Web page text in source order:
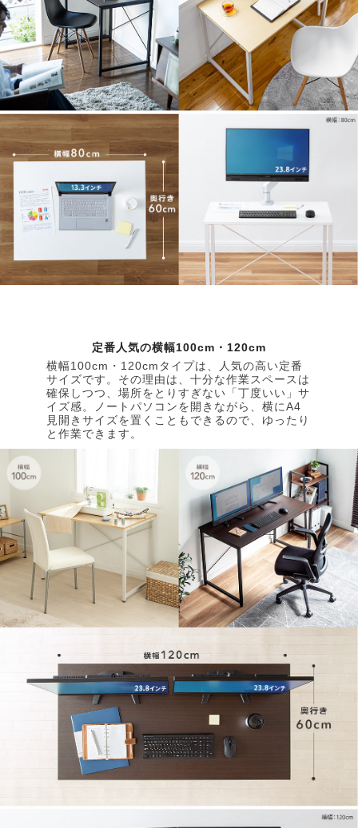
定番人気の横幅100cm・120cm
横幅100cm・120cmタイプは、人気の高い定番
サイズです。その理由は、十分な作業スペースは
確保しつつ、場所をとりすぎない「丁度いい」サ
イズ感。ノートパソコンを開きながら、横にA4
見開きサイズを置くこともできるので、ゆったり
と作業できます。